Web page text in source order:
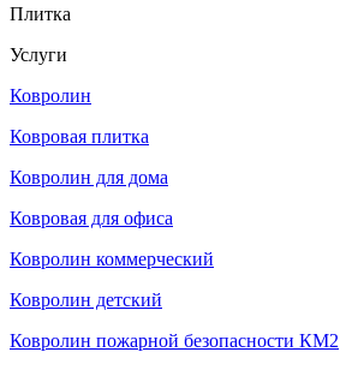
Плитка
Услуги
Ковролин
Ковровая плитка
Ковролин для дома
Ковровая для офиса
Ковролин коммерческий
Ковролин детский
Ковролин пожарной безопасности КМ2